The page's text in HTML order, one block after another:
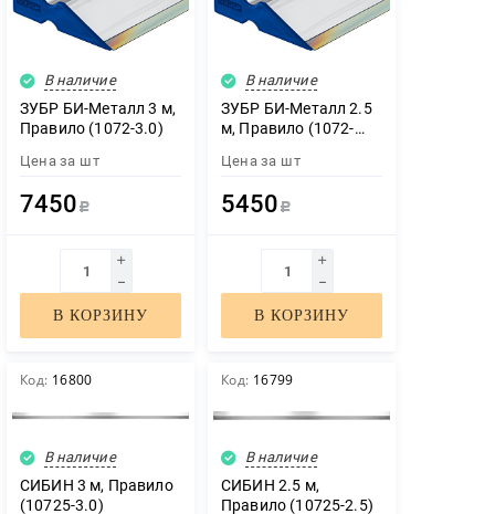
В наличие
ЗУБР БИ-Металл 3 м,
Правило (1072-3.0)
Цена за шт
7450 Р
В КОРЗИНУ
В наличие
ЗУБР БИ-Металл 2.5
м, Правило (1072-
Цена за шт
5450 Р
В КОРЗИНУ
Код: 16800
В наличие
СИБИН 3 м, Правило
(10725-3.0)
Код: 16799
В наличие
СИБИН 2.5 м,
Правило (10725-2.5)